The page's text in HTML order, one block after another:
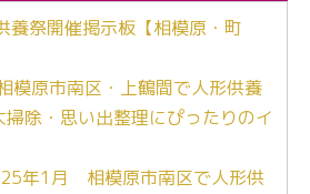
養祭開催掲示板【相模原・町
相模原市南区・上鶴間で人形供養
除・思い出整理にぴったりのイ
年1月 相模原市南区で人形供